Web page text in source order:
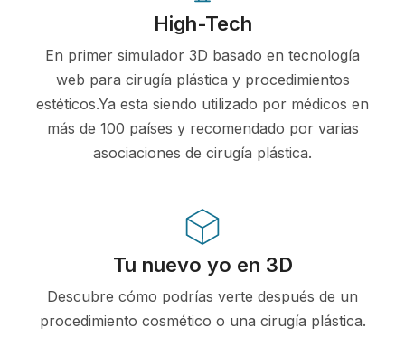
High-Tech
En primer simulador 3D basado en tecnología
web para cirugía plástica y procedimientos
estéticos.Ya esta siendo utilizado por médicos en
más de 100 países y recomendado por varias
asociaciones de cirugía plástica.
Tu nuevo yo en 3D
Descubre cómo podrías verte después de un
procedimiento cosmético o una cirugía plástica.